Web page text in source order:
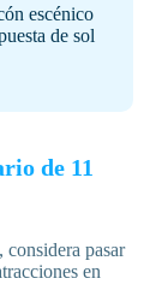
escénico
de sol
de 11
considera pasar
en